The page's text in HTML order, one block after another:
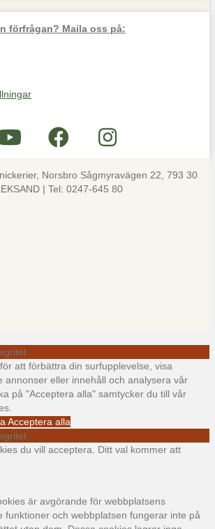
förfrågan? Maila oss på:
Norsbro Sågmyravägen 22, 793 30
| Tel: 0247-645 80
att förbättra din surfupplevelse, visa
annonser eller innehåll och analysera vår
på "Acceptera alla" samtycker du till vår
Acceptera alla
du vill acceptera. Ditt val kommer att
är avgörande för webbplatsens
funktioner och webbplatsen fungerar inte på